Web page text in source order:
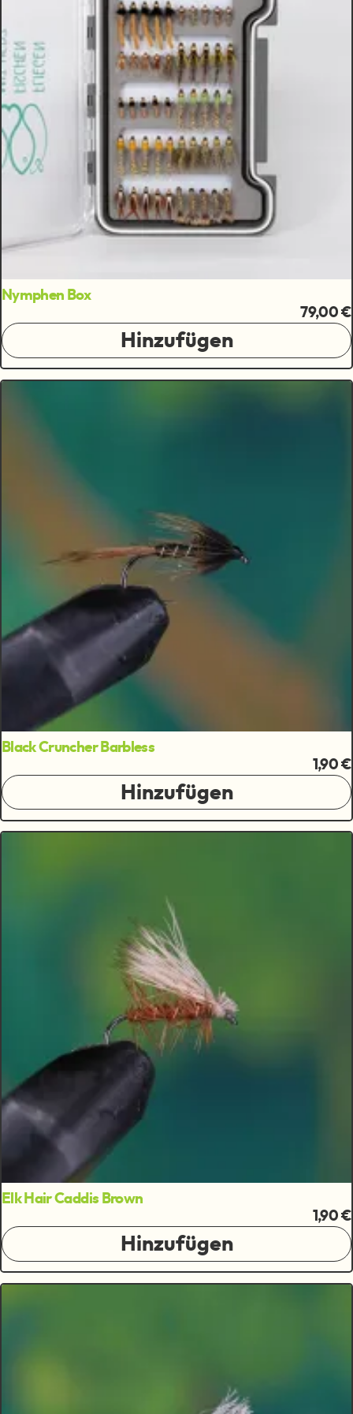
Nymphen Box
79,00 €
Hinzufügen
Black Cruncher Barbless
1,90 €
Hinzufügen
Elk Hair Caddis Brown
1,90 €
Hinzufügen